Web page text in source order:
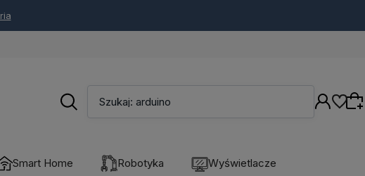
Szukaj: supla
Smart Home Robotyka Wyświetlacze